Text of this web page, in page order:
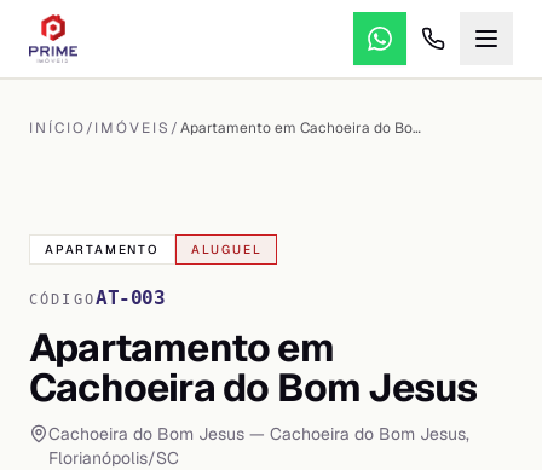
INÍCIO/IMÓVEIS / Apartamento em Cachoeira do Bom Jesus
APARTAMENTO ALUGUEL
CÓDIGOAT-003
Apartamento em
Cachoeira do Bom Jesus
Cachoeira do Bom Jesus — Cachoeira do Bom Jesus,
Florianópolis/SC